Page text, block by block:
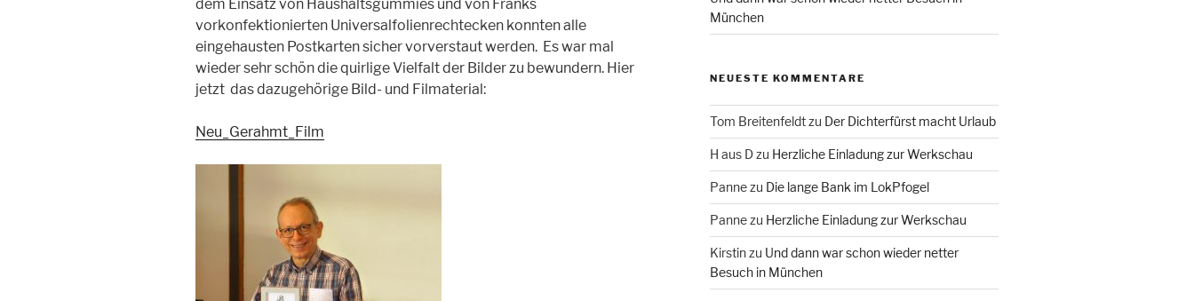
dem Einsatz von Haushaltsgummies und von Franks
vorkonfektionierten Universalfolienrechtecken konnten alle
eingehausten Postkarten sicher vorverstaut werden. Es war mal
wieder sehr schön die quirlige Vielfalt der Bilder zu bewundern. Hier
jetzt das dazugehörige Bild- und Filmaterial:
Neu_Gerahmt_Film
München
NEUESTE KOMMENTARE
Tom Breitenfeldtzu Der Dichterfürst macht Urlaub
H aus Dzu Herzliche Einladung zur Werkschau
Pannezu Die lange Bank im LokPfogel
Pannezu Herzliche Einladung zur Werkschau
Kirstinzu Und dann war schon wieder netter
Besuch in München